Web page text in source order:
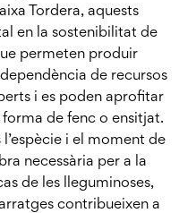
Tordera, aquests
en la sostenibilitat de
permeten produir
de recursos
i es poden aprofitar
de fenc o ensitjat.
i el moment de
necessària per a la
de les lleguminoses,
contribueixen a